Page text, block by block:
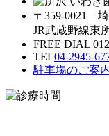
〒359-0021
JR武蔵野線東
FREE DIAL
TEL04-2945-
駐車場のご案